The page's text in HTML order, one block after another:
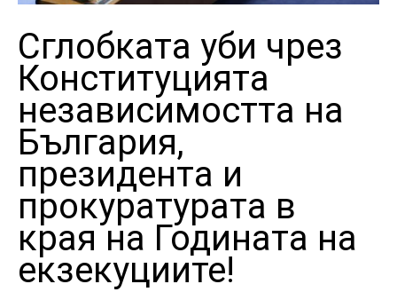
Сглобката уби чрез
Конституцията
независимостта на
България,
президента и
прокуратурата в
края на Годината на
екзекуциите!